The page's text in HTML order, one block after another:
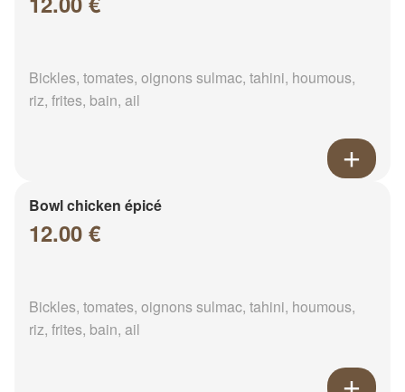
Bickles, tomates, oignons sulmac, tahini, houmous,
riz, frites, bain, ail
Bowl chicken épicé
12.00 €
Bickles, tomates, oignons sulmac, tahini, houmous,
riz, frites, bain, ail